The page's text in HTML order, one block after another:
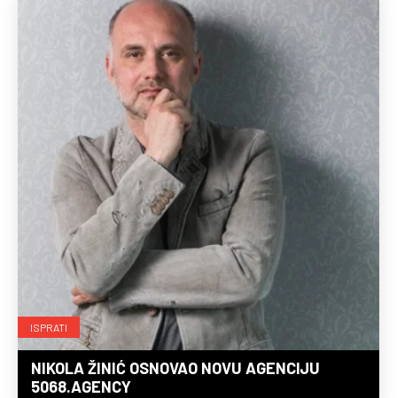
ISPRATI
NIKOLA ŽINIĆ OSNOVAO NOVU AGENCIJU
5068.AGENCY